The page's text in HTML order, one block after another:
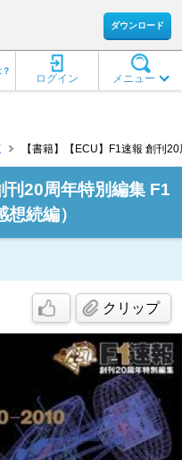
ダウンロード
メニュー
ログイン
【書籍】【ECU】F1速報 創刊
刊20周年特別編集 F1
続編）
クリップ